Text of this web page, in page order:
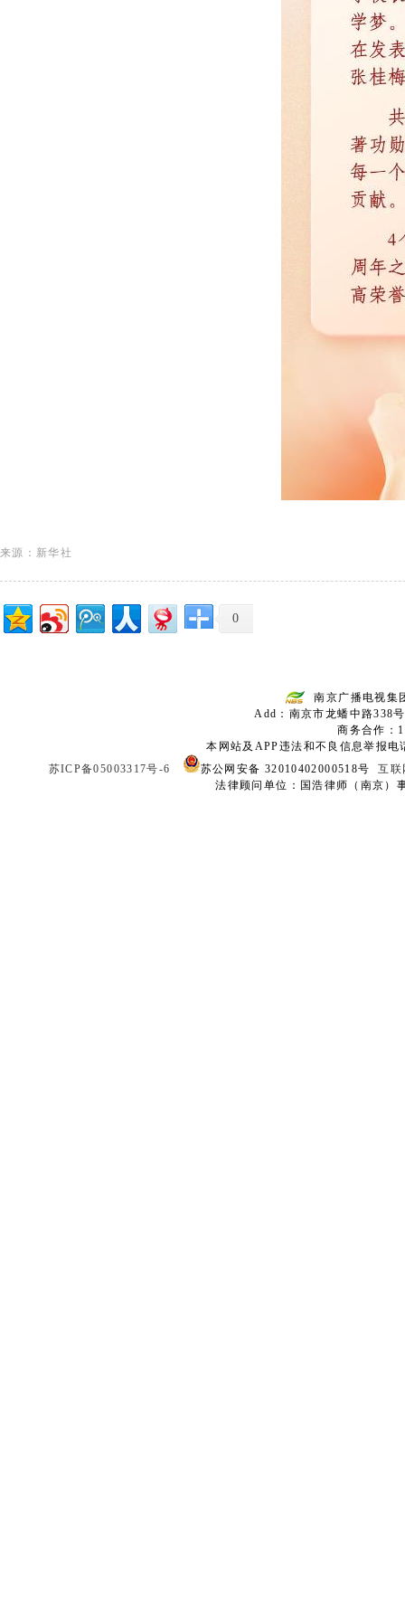
来源：新华社
0
南京广播电视集
Add：南京市龙蟠中路
商务合作：
本网站及APP违法和不良信息举报
苏ICP备05003317号-6
苏公网安备 32010402000518号互联
法律顾问单位：国浩律师（南京）